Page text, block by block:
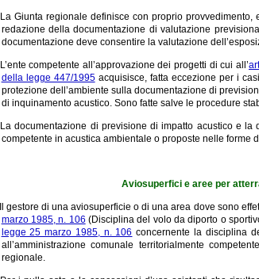
La Giunta regionale definisce con proprio
redazione della documentazione di valutazione
documentazione deve consentire la valutazione
L’ente competente all’approvazione dei progetti di cui all’
della legge 447/1995acquisisce, fatta eccezione per i
protezione dell’ambiente sulla documentazione di
di inquinamento acustico. Sono fatte salve le procedure
La documentazione di previsione di impatto acustico e
competente in acustica ambientale o proposte nelle
Aviosuperfici e aree per
Il gestore di una aviosuperficie o di una area dove sono
marzo 1985, n. 106 (Disciplina del volo da diporto o
legge 25 marzo 1985, n. 106 concernente la disciplina
all’amministrazione comunale territorialmente
regionale.